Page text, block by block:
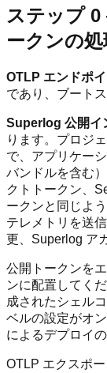
ステップ
ークンの処
OTLP エンドポイ
であり、ブート
Superlog 公開イ
ります。プロジ
で、アプリケー
バンドルを含む
クトトークン、
ークンと同じよ
テレメトリを送
更、Superlog ア
公開トークンを
ンに配置してくだ
成されたシェル
ベルの設定がオ
によるデプロイ
OTLP エクスポ